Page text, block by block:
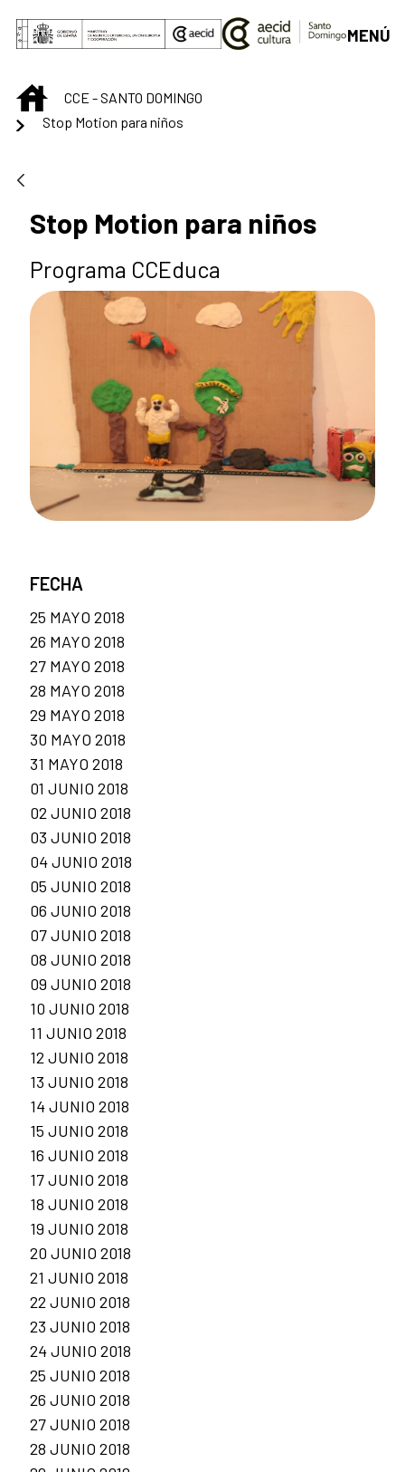
Saltar al contenido principal
MENÚ
INICIOCCE - SANTO DOMINGO
Stop Motion para niños
Stop Motion para niños
Programa CCEduca
FECHA
25 MAYO 2018
26 MAYO 2018
27 MAYO 2018
28 MAYO 2018
29 MAYO 2018
30 MAYO 2018
31 MAYO 2018
01 JUNIO 2018
02 JUNIO 2018
03 JUNIO 2018
04 JUNIO 2018
05 JUNIO 2018
06 JUNIO 2018
07 JUNIO 2018
08 JUNIO 2018
09 JUNIO 2018
10 JUNIO 2018
11 JUNIO 2018
12 JUNIO 2018
13 JUNIO 2018
14 JUNIO 2018
15 JUNIO 2018
16 JUNIO 2018
17 JUNIO 2018
18 JUNIO 2018
19 JUNIO 2018
20 JUNIO 2018
21 JUNIO 2018
22 JUNIO 2018
23 JUNIO 2018
24 JUNIO 2018
25 JUNIO 2018
26 JUNIO 2018
27 JUNIO 2018
28 JUNIO 2018